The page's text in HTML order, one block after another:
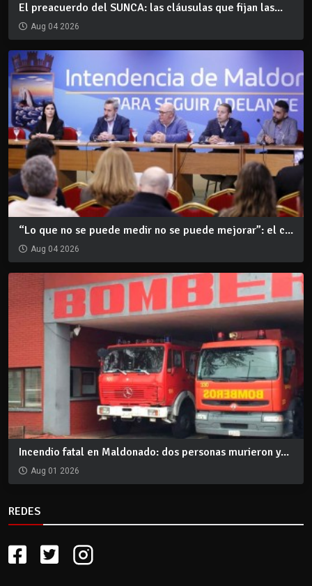
El preacuerdo del SUNCA: las cláusulas que fijan las...
Aug 04 2026
“Lo que no se puede medir no se puede mejorar”: el c...
Aug 04 2026
Incendio fatal en Maldonado: dos personas murieron y...
Aug 01 2026
REDES